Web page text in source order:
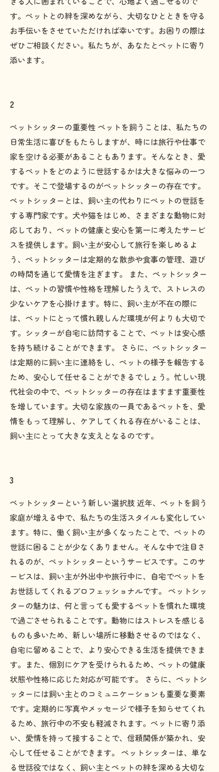
す。ペットとの絆を深めながら、大切なひとときを守る
お手伝いをさせていただければ幸いです。お困りの際は
ぜひご相談ください。私たちが、あなたとペットに寄り
添います。
2
ペットシッターの重要性 ペットを飼うことは、私たちの
日常生活に喜びをもたらしますが、時には旅行や仕事で
家を空ける必要があることもあります。そんなとき、愛
するペットをどのように世話するかは大きな悩みの一つ
です。そこで登場するのがペットシッターの存在です。
ペットシッターとは、飼い主の代わりにペットの世話を
する専門家です。犬や猫をはじめ、さまざまな動物に対
応しており、ペットの健康と安心を第一に考えたサービ
スを提供します。飼い主が安心して旅行を楽しめるよ
う、ペットシッターは定期的な散歩や食事の管理、遊び
の時間を通じて愛情を注ぎます。 また、ペットシッター
は、ペットの習慣や性格を理解したうえで、ストレスの
少ないケアを心掛けます。特に、飼い主が不在の際に
は、ペットにとって慣れ親しんだ環境が何よりも大切で
す。シッターが自宅に訪問することで、ペットは安心感
を持ち続けることができます。 さらに、ペットシッター
は定期的に飼い主に連絡をし、ペットの様子を報告する
ため、安心して任せることができるでしょう。忙しい現
代社会の中で、ペットシッターの存在はますます重要性
を増しています。大切な家族の一員であるペットを、愛
情をもって理解し、ケアしてくれる存在がいることは、
飼い主にとって大きな支えとなるのです。
3
ペットシッターという新しい選択肢 近年、ペットを飼う
家庭が増える中で、私たちの生活スタイルも変化してい
ます。特に、働く飼い主が多くなったことで、ペットの
世話に困ることが少なくありません。そんな中で注目さ
れるのが、ペットシッターというサービスです。このサ
ービスは、飼い主が外出中や旅行中に、自宅でペットを
お世話してくれるプロフェッショナルです。 ペットシッ
ターの魅力は、何と言っても愛するペットを慣れた環境
で過ごさせられることです。動物にはストレスを感じる
ものも多いため、新しい場所に移動させるのではなく、
自宅に留めることで、より安心できる生活を提供できま
す。また、個別にケアを受けられるため、ペットの健康
状態や性格に応じた対応が可能です。 さらに、ペットシ
ッターには飼い主とのコミュニケーションも重要な要素
です。定期的に写真やメッセージで様子を知らせてくれ
るため、旅行中の不安も軽減されます。ペットに寄り添
い、愛情を持って接することで、信頼関係が築かれ、安
心して任せることができます。 ペットシッターは、単な
る世話役ではなく、飼い主とペットの絆を深める大切な